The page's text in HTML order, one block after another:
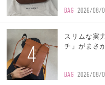
BAG 2026/08/
4
スリムな実
チ」がまさ
BAG 2026/08/